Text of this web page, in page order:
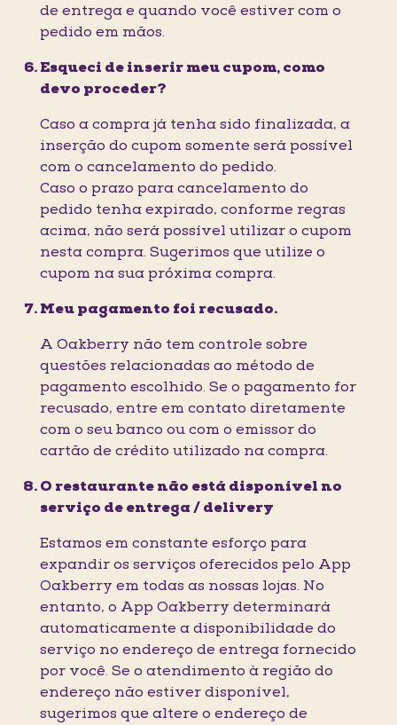
de entrega e quando você estiver com o
pedido em mãos.
Esqueci de inserir meu cupom, como
devo proceder?
Caso a compra já tenha sido finalizada, a
inserção do cupom somente será possível
com o cancelamento do pedido.
Caso o prazo para cancelamento do
pedido tenha expirado, conforme regras
acima, não será possível utilizar o cupom
nesta compra. Sugerimos que utilize o
cupom na sua próxima compra.
Meu pagamento foi recusado.
A Oakberry não tem controle sobre
questões relacionadas ao método de
pagamento escolhido. Se o pagamento for
recusado, entre em contato diretamente
com o seu banco ou com o emissor do
cartão de crédito utilizado na compra.
O restaurante não está disponível no
serviço de entrega / delivery
Estamos em constante esforço para
expandir os serviços oferecidos pelo App
Oakberry em todas as nossas lojas. No
entanto, o App Oakberry determinará
automaticamente a disponibilidade do
serviço no endereço de entrega fornecido
por você. Se o atendimento à região do
endereço não estiver disponível,
sugerimos que altere o endereço de